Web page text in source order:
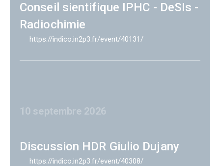
Conseil sientifique IPHC - DeSIs -
Radiochimie
https://indico.in2p3.fr/event/40131/
10 septembre 2026
Discussion HDR Giulio Dujany
https://indico.in2p3.fr/event/40308/